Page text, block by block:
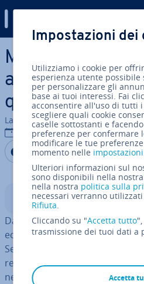
Vai al contenuto prin­ci­pa­le
Macro di
au­to­ma­tiz­za­re
quo­ti­dia­no in
La redazione di IONOS
15 ott 2020
Condividi via
Condividi via
Condividi via
Aggiungi come
preferita su
Indice
Da decenni Po­wer­Point è
ec­cel­len­za per lacreazione di
Secondo alcune stime, con
rea­liz­za­te più di 100 miliardi di
nell’espo­si­zio­ne di relazioni
Impostazioni dei
Utilizziamo i cookie per
esperienza utente possibile
per personalizzare gli
base ai tuoi interessi. Fai
acconsentire all'uso di tutti i
scegliere quali cookie
caselle sottostanti e
preferenze per confermare
modificare le tue
momento nelle impostazioni
Ulteriori informazioni sul
sono disponibili nella nostra
nella nostra politica sulla
necessari verranno
Rifiuta.
Cliccando su "Accetta tutto
trasmissione dei tuoi dati a
Accetta